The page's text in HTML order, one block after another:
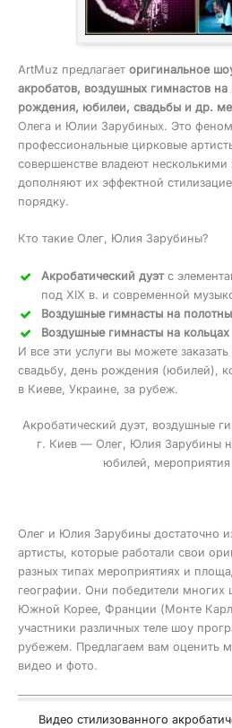
ArtMuz предлагает оригинальное
акробатов, воздушных гимнастов
рождения, юбилеи, свадьбы и др.
Олега и Юлии Зарубиных. Это
профессиональные цирковые
совершенстве владеют
дополняют их эффектной
порядку.
Кто такие Олег, Юлия Зарубины?
Акробатический дуэтс
под ХІХ в. и современной
Воздушные гимнасты на
Воздушные гимнасты на кольцах
И все эти услуги вы можете
свадьбу, день рождения (юбилей),
в Киеве, Украине, за рубеж.
Акробатический дуэт, воздушные
г. Киев — Олег, Юлия Зарубины
юбилей,
Олег и Юлия Зарубины достаточно
артисты, которые работали свои
разных типах мероприятиях и
географии. Они победители многих
Южной Корее, Франции (Монте
участники различных теле шоу
рубежем. Предлагаем вам оценить
видео и фото.
Видео стилизованного